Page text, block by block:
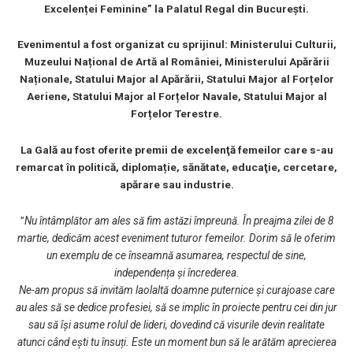
Excelenței Feminine” la Palatul Regal din București.
Evenimentul a fost organizat cu sprijinul: Ministerului Culturii,
Muzeului Național de Artă al României, Ministerului Apărării
Naționale, Statului Major al Apărării, Statului Major al Forțelor
Aeriene, Statului Major al Forțelor Navale, Statului Major al
Forțelor Terestre.
La Gală au fost oferite premii de excelenţă femeilor care s-au
remarcat în politică, diplomație, sănătate, educaţie, cercetare,
apărare sau industrie.
”Nu întâmplător am ales să fim astăzi împreună. În preajma zilei de 8
martie, dedicăm acest eveniment tuturor femeilor. Dorim să le oferim
un exemplu de ce înseamnă asumarea, respectul de sine,
independența și încrederea.
Ne-am propus să invităm laolaltă doamne puternice şi curajoase care
au ales să se dedice profesiei, să se implic în proiecte pentru cei din jur
sau să își asume rolul de lideri, dovedind că visurile devin realitate
atunci când ești tu însuți. Este un moment bun să le arătăm aprecierea